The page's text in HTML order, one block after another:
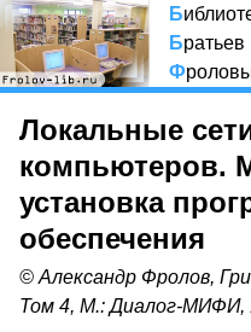
Б
Братьев
Ф
Локальные
компьютеров.
установка
обеспечения
© Александр Фролов,
Том 4, М.: Диалог-МИФИ,